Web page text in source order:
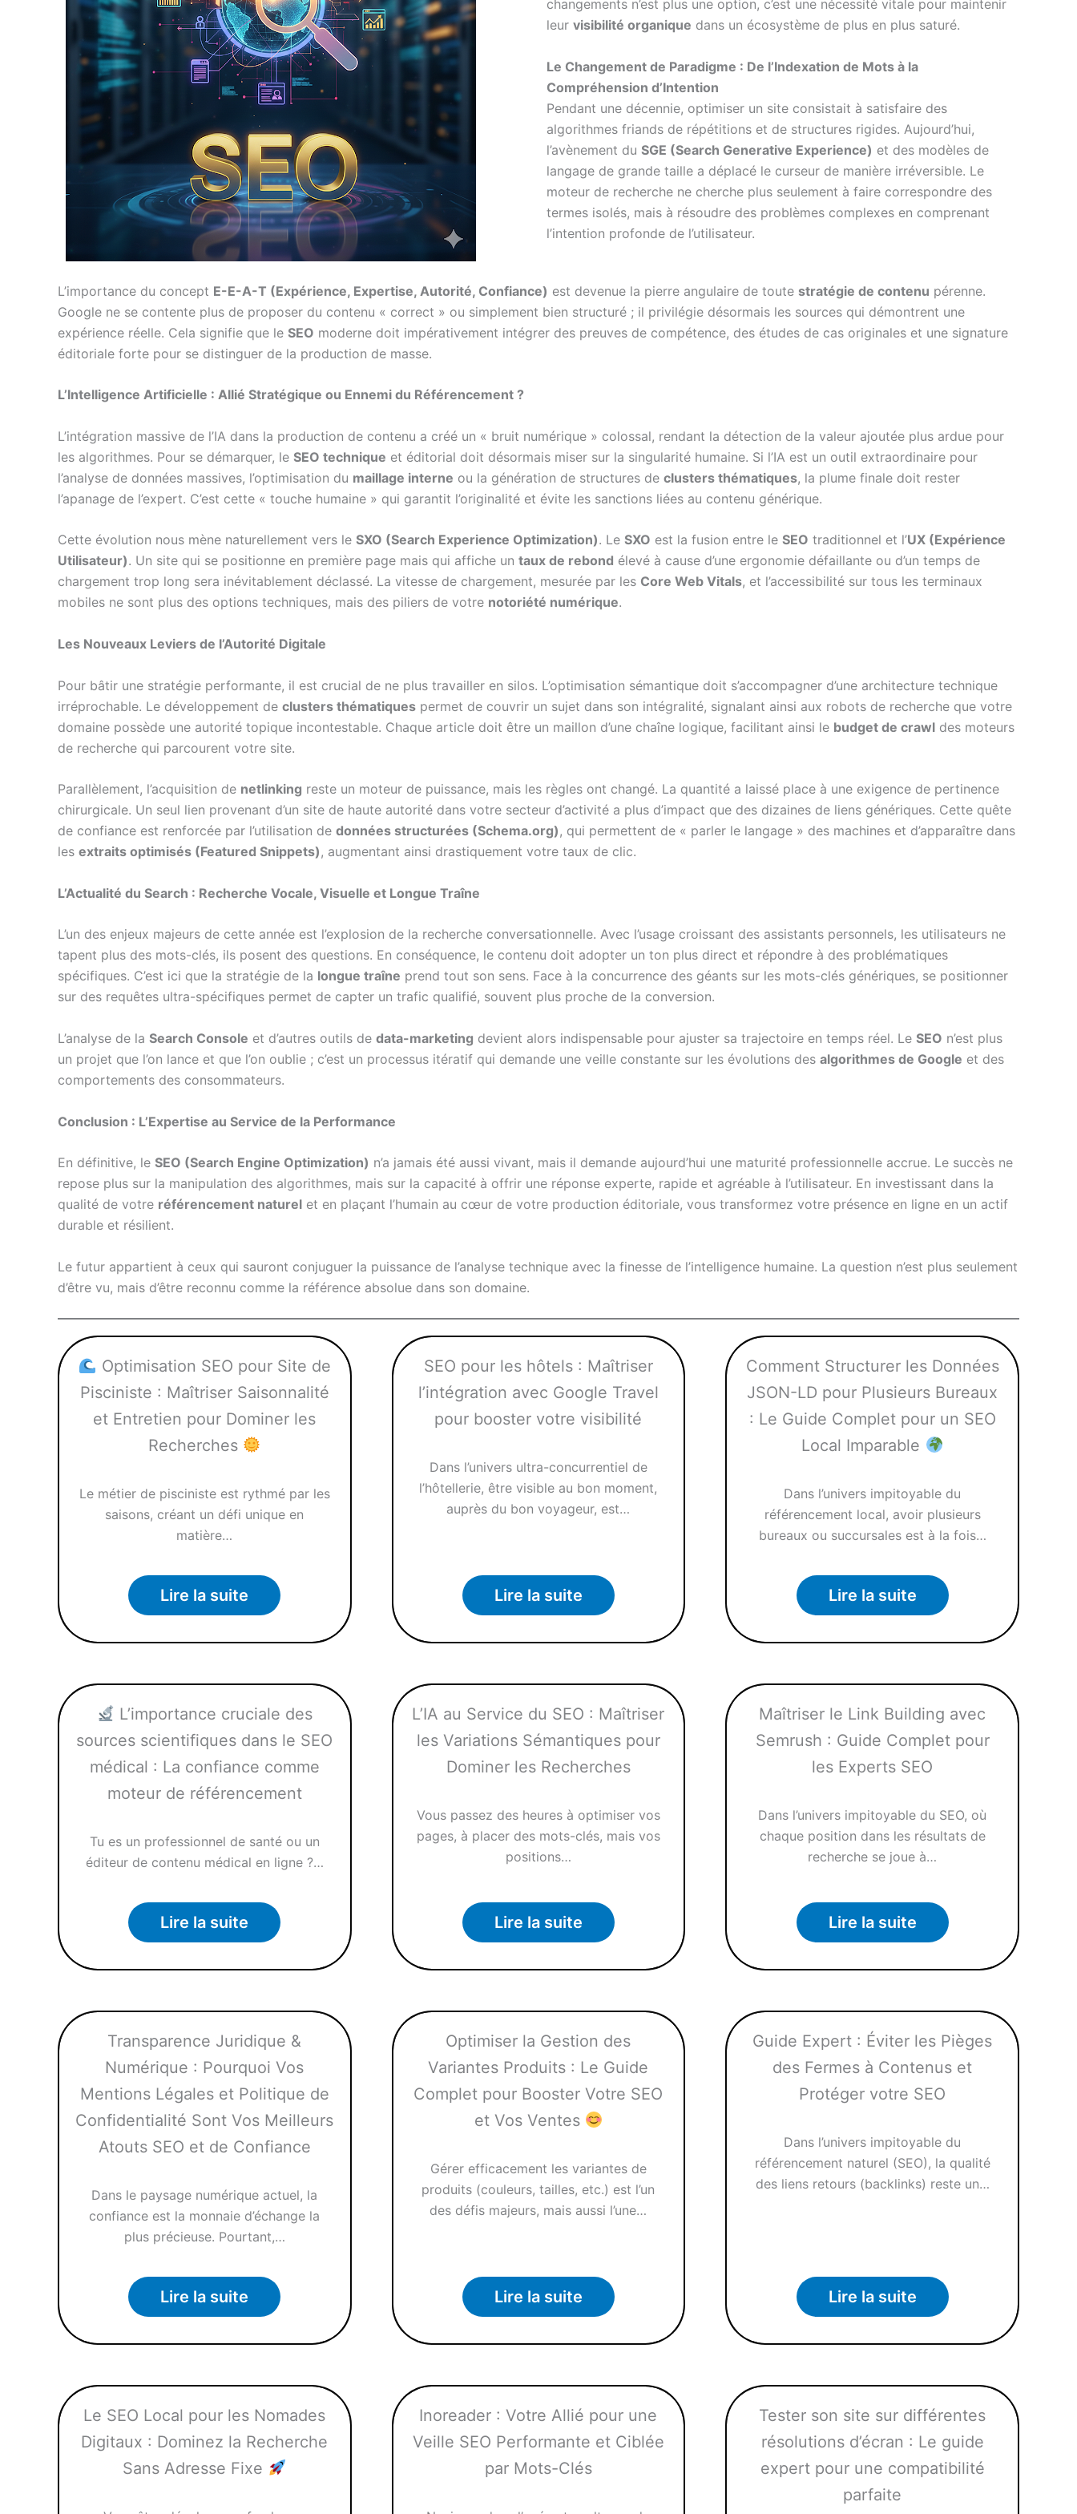
changements n’est plus une option, c’est une nécessité vitale pour maintenir
leur visibilité organique dans un écosystème de plus en plus saturé.
Le Changement de Paradigme : De l’Indexation de Mots à la
Compréhension d’Intention
Pendant une décennie, optimiser un site consistait à satisfaire des
algorithmes friands de répétitions et de structures rigides. Aujourd’hui,
l’avènement du SGE (Search Generative Experience) et des modèles de
langage de grande taille a déplacé le curseur de manière irréversible. Le
moteur de recherche ne cherche plus seulement à faire correspondre des
termes isolés, mais à résoudre des problèmes complexes en comprenant
l’intention profonde de l’utilisateur.
L’importance du concept E-E-A-T (Expérience, Expertise, Autorité, Confiance) est devenue la pierre angulaire de toute stratégie de contenu pérenne.
Google ne se contente plus de proposer du contenu « correct » ou simplement bien structuré ; il privilégie désormais les sources qui démontrent une
expérience réelle. Cela signifie que le SEO moderne doit impérativement intégrer des preuves de compétence, des études de cas originales et une signature
éditoriale forte pour se distinguer de la production de masse.
L’Intelligence Artificielle : Allié Stratégique ou Ennemi du Référencement ?
L’intégration massive de l’IA dans la production de contenu a créé un « bruit numérique » colossal, rendant la détection de la valeur ajoutée plus ardue pour
les algorithmes. Pour se démarquer, le SEO technique et éditorial doit désormais miser sur la singularité humaine. Si l’IA est un outil extraordinaire pour
l’analyse de données massives, l’optimisation du maillage interne ou la génération de structures de clusters thématiques, la plume finale doit rester
l’apanage de l’expert. C’est cette « touche humaine » qui garantit l’originalité et évite les sanctions liées au contenu générique.
Cette évolution nous mène naturellement vers le SXO (Search Experience Optimization). Le SXO est la fusion entre le SEO traditionnel et l’UX (Expérience
Utilisateur). Un site qui se positionne en première page mais qui affiche un taux de rebond élevé à cause d’une ergonomie défaillante ou d’un temps de
chargement trop long sera inévitablement déclassé. La vitesse de chargement, mesurée par les Core Web Vitals, et l’accessibilité sur tous les terminaux
mobiles ne sont plus des options techniques, mais des piliers de votre notoriété numérique.
Les Nouveaux Leviers de l’Autorité Digitale
Pour bâtir une stratégie performante, il est crucial de ne plus travailler en silos. L’optimisation sémantique doit s’accompagner d’une architecture technique
irréprochable. Le développement de clusters thématiques permet de couvrir un sujet dans son intégralité, signalant ainsi aux robots de recherche que votre
domaine possède une autorité topique incontestable. Chaque article doit être un maillon d’une chaîne logique, facilitant ainsi le budget de crawl des moteurs
de recherche qui parcourent votre site.
Parallèlement, l’acquisition de netlinking reste un moteur de puissance, mais les règles ont changé. La quantité a laissé place à une exigence de pertinence
chirurgicale. Un seul lien provenant d’un site de haute autorité dans votre secteur d’activité a plus d’impact que des dizaines de liens génériques. Cette quête
de confiance est renforcée par l’utilisation de données structurées (Schema.org), qui permettent de « parler le langage » des machines et d’apparaître dans
les extraits optimisés (Featured Snippets), augmentant ainsi drastiquement votre taux de clic.
L’Actualité du Search : Recherche Vocale, Visuelle et Longue Traîne
L’un des enjeux majeurs de cette année est l’explosion de la recherche conversationnelle. Avec l’usage croissant des assistants personnels, les utilisateurs ne
tapent plus des mots-clés, ils posent des questions. En conséquence, le contenu doit adopter un ton plus direct et répondre à des problématiques
spécifiques. C’est ici que la stratégie de la longue traîne prend tout son sens. Face à la concurrence des géants sur les mots-clés génériques, se positionner
sur des requêtes ultra-spécifiques permet de capter un trafic qualifié, souvent plus proche de la conversion.
L’analyse de la Search Console et d’autres outils de data-marketing devient alors indispensable pour ajuster sa trajectoire en temps réel. Le SEO n’est plus
un projet que l’on lance et que l’on oublie ; c’est un processus itératif qui demande une veille constante sur les évolutions des algorithmes de Google et des
comportements des consommateurs.
Conclusion : L’Expertise au Service de la Performance
En définitive, le SEO (Search Engine Optimization) n’a jamais été aussi vivant, mais il demande aujourd’hui une maturité professionnelle accrue. Le succès ne
repose plus sur la manipulation des algorithmes, mais sur la capacité à offrir une réponse experte, rapide et agréable à l’utilisateur. En investissant dans la
qualité de votre référencement naturel et en plaçant l’humain au cœur de votre production éditoriale, vous transformez votre présence en ligne en un actif
durable et résilient.
Le futur appartient à ceux qui sauront conjuguer la puissance de l’analyse technique avec la finesse de l’intelligence humaine. La question n’est plus seulement
d’être vu, mais d’être reconnu comme la référence absolue dans son domaine.
Optimisation SEO pour Site de
Pisciniste : Maîtriser Saisonnalité
et Entretien pour Dominer les
Recherches
Le métier de pisciniste est rythmé par les
saisons, créant un défi unique en
matière…
Lire la suite
SEO pour les hôtels : Maîtriser
l’intégration avec Google Travel
pour booster votre visibilité
Dans l’univers ultra-concurrentiel de
l’hôtellerie, être visible au bon moment,
auprès du bon voyageur, est…
Lire la suite
Comment Structurer les Données
JSON-LD pour Plusieurs Bureaux
: Le Guide Complet pour un SEO
Local Imparable
Dans l’univers impitoyable du
référencement local, avoir plusieurs
bureaux ou succursales est à la fois…
Lire la suite
L’importance cruciale des
sources scientifiques dans le SEO
médical : La confiance comme
moteur de référencement
Tu es un professionnel de santé ou un
éditeur de contenu médical en ligne ?…
Lire la suite
L’IA au Service du SEO : Maîtriser
les Variations Sémantiques pour
Dominer les Recherches
Vous passez des heures à optimiser vos
pages, à placer des mots-clés, mais vos
positions…
Lire la suite
Maîtriser le Link Building avec
Semrush : Guide Complet pour
les Experts SEO
Dans l’univers impitoyable du SEO, où
chaque position dans les résultats de
recherche se joue à…
Lire la suite
Transparence Juridique &
Numérique : Pourquoi Vos
Mentions Légales et Politique de
Confidentialité Sont Vos Meilleurs
Atouts SEO et de Confiance
Dans le paysage numérique actuel, la
confiance est la monnaie d’échange la
plus précieuse. Pourtant,…
Lire la suite
Optimiser la Gestion des
Variantes Produits : Le Guide
Complet pour Booster Votre SEO
et Vos Ventes
Gérer efficacement les variantes de
produits (couleurs, tailles, etc.) est l’un
des défis majeurs, mais aussi l’une…
Lire la suite
Guide Expert : Éviter les Pièges
des Fermes à Contenus et
Protéger votre SEO
Dans l’univers impitoyable du
référencement naturel (SEO), la qualité
des liens retours (backlinks) reste un…
Lire la suite
Le SEO Local pour les Nomades
Digitaux : Dominez la Recherche
Sans Adresse Fixe
Inoreader : Votre Allié pour une
Veille SEO Performante et Ciblée
par Mots-Clés
Tester son site sur différentes
résolutions d’écran : Le guide
expert pour une compatibilité
parfaite